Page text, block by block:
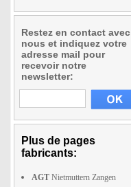
Restez en contact avec
nous et indiquez votre
adresse mail pour
recevoir notre
newsletter:
Plus de pages
fabricants:
AGT Nietmuttern Zangen